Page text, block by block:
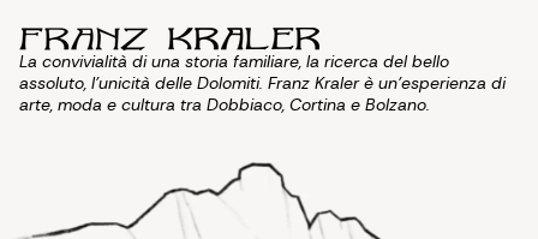
La convivialità di una storia familiare, la ricerca del bello
assoluto, l'unicità delle Dolomiti. Franz Kraler è un'esperienza di
arte, moda e cultura tra Dobbiaco, Cortina e Bolzano.